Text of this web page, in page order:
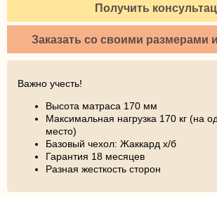
Получить
Заказать со своими размерами
Важно учесть!
Высота матраса 170 мм
Максимальная нагрузка 170 кг (на
место)
Базовый чехол: Жаккард х/б
Гарантия 18 месяцев
Разная жесткость сторон